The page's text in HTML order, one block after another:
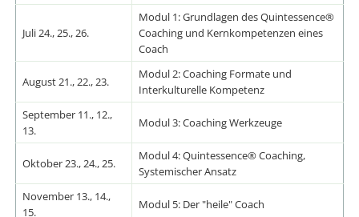
Juli 24., 25., 26.
Modul 1: Grundlagen des Quintessence®
Coaching und Kernkompetenzen eines
Coach
August 21., 22., 23.
Modul 2: Coaching Formate und
Interkulturelle Kompetenz
September 11., 12.,
13.
Modul 3: Coaching Werkzeuge
Oktober 23., 24., 25.
Modul 4: Quintessence® Coaching,
Systemischer Ansatz
November 13., 14.,
15.
Modul 5: Der "heile" Coach